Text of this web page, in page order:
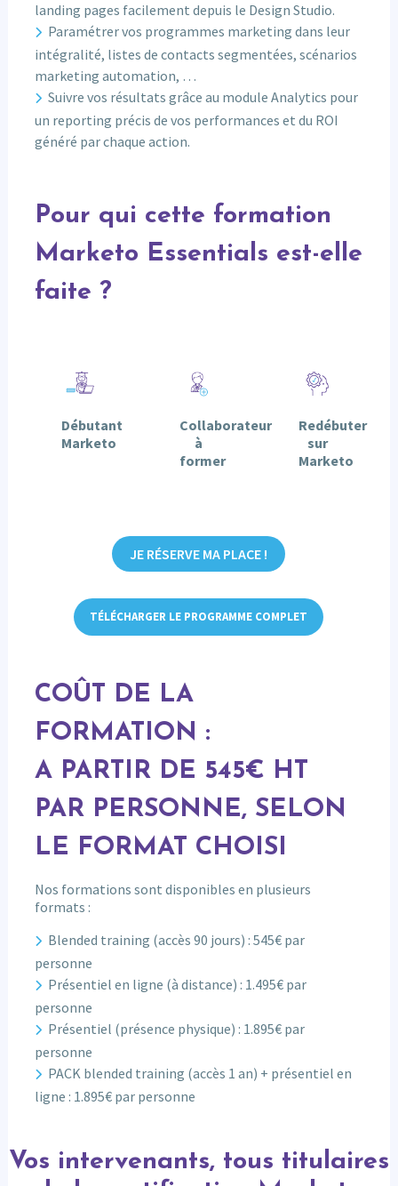
landing pages facilement depuis le Design Studio.
Paramétrer vos programmes marketing dans leur
intégralité, listes de contacts segmentées, scénarios
marketing automation, …
Suivre vos résultats grâce au module Analytics pour
un reporting précis de vos performances et du ROI
généré par chaque action.
Pour qui cette formation
Marketo Essentials est-elle
faite ?
Débutant
Marketo
Collaborateur
à
former
Redébuter
sur
Marketo
JE RÉSERVE MA PLACE !
TÉLÉCHARGER LE PROGRAMME COMPLET
COÛT DE LA
FORMATION :
A PARTIR DE 545€ HT
PAR PERSONNE, SELON
LE FORMAT CHOISI
Nos formations sont disponibles en plusieurs
formats :
Blended training (accès 90 jours) : 545€ par
personne
Présentiel en ligne (à distance) : 1.495€ par
personne
Présentiel (présence physique) : 1.895€ par
personne
PACK blended training (accès 1 an) + présentiel en
ligne : 1.895€ par personne
Vos intervenants, tous titulaires